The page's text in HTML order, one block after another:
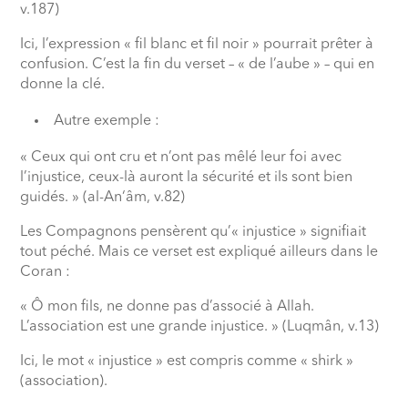
v.187)
Ici, l’expression « fil blanc et fil noir » pourrait prêter à
confusion. C’est la fin du verset – « de l’aube » – qui en
donne la clé.
Autre exemple :
« Ceux qui ont cru et n’ont pas mêlé leur foi avec
l’injustice, ceux-là auront la sécurité et ils sont bien
guidés. » (al-An‘âm, v.82)
Les Compagnons pensèrent qu’« injustice » signifiait
tout péché. Mais ce verset est expliqué ailleurs dans le
Coran :
« Ô mon fils, ne donne pas d’associé à Allah.
L’association est une grande injustice. » (Luqmân, v.13)
Ici, le mot « injustice » est compris comme « shirk »
(association).